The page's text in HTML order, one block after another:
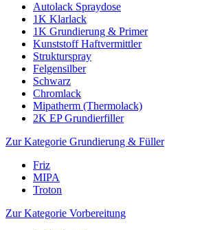
Autolack Spraydose
1K Klarlack
1K Grundierung & Primer
Kunststoff Haftvermittler
Strukturspray
Felgensilber
Schwarz
Chromlack
Mipatherm (Thermolack)
2K EP Grundierfiller
Zur Kategorie Grundierung & Füller
Friz
MIPA
Troton
Zur Kategorie Vorbereitung